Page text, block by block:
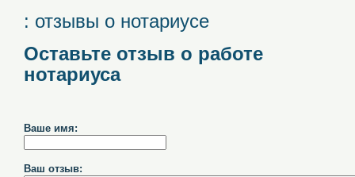
: отзывы о нотариусе
Оставьте отзыв о работе
нотариуса
Ваше имя:
Ваш отзыв: